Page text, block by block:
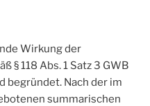
Wirkung der
§ 118 Abs. 1 Satz 3 GWB
begründet. Nach der im
summarischen